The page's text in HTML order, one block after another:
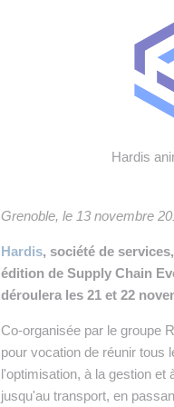
👉 PRENDRE LA PAROLE
👉 PLANNING EDITORIAL
Hardis
Grenoble, le 13 novembre
Hardis, société de
édition de Supply Chain
déroulera les 21 et 22
Co-organisée par le groupe
pour vocation de réunir tous
l'optimisation, à la gestion et
jusqu'au transport, en